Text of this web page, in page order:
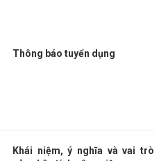
Thông báo tuyển dụng
Khái niệm, ý nghĩa và vai trò